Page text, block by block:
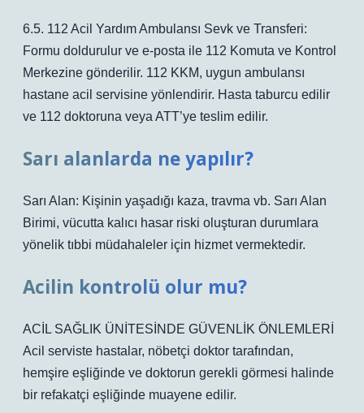
6.5. 112 Acil Yardım Ambulansı Sevk ve Transferi:
Formu doldurulur ve e-posta ile 112 Komuta ve Kontrol
Merkezine gönderilir. 112 KKM, uygun ambulansı
hastane acil servisine yönlendirir. Hasta taburcu edilir
ve 112 doktoruna veya ATT’ye teslim edilir.
Sarı alanlarda ne yapılır?
Sarı Alan: Kişinin yaşadığı kaza, travma vb. Sarı Alan
Birimi, vücutta kalıcı hasar riski oluşturan durumlara
yönelik tıbbi müdahaleler için hizmet vermektedir.
Acilin kontrolü olur mu?
ACİL SAĞLIK ÜNİTESİNDE GÜVENLİK ÖNLEMLERİ
Acil serviste hastalar, nöbetçi doktor tarafından,
hemşire eşliğinde ve doktorun gerekli görmesi halinde
bir refakatçi eşliğinde muayene edilir.